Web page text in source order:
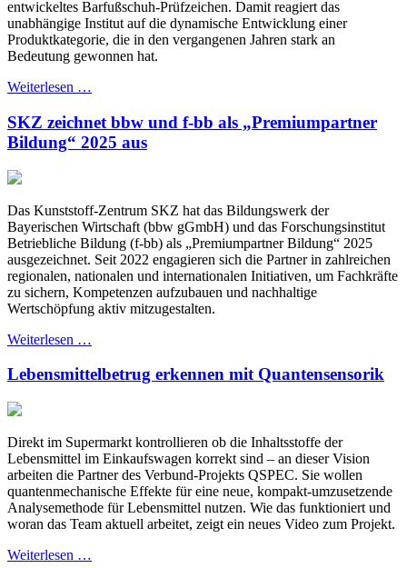
entwickeltes Barfußschuh-Prüfzeichen. Damit reagiert das
unabhängige Institut auf die dynamische Entwicklung einer
Produktkategorie, die in den vergangenen Jahren stark an
Bedeutung gewonnen hat.
Weiterlesen …
SKZ zeichnet bbw und f-bb als „Premiumpartner
Bildung“ 2025 aus
Das Kunststoff-Zentrum SKZ hat das Bildungswerk der
Bayerischen Wirtschaft (bbw gGmbH) und das Forschungsinstitut
Betriebliche Bildung (f-bb) als „Premiumpartner Bildung“ 2025
ausgezeichnet. Seit 2022 engagieren sich die Partner in zahlreichen
regionalen, nationalen und internationalen Initiativen, um Fachkräfte
zu sichern, Kompetenzen aufzubauen und nachhaltige
Wertschöpfung aktiv mitzugestalten.
Weiterlesen …
Lebensmittelbetrug erkennen mit Quantensensorik
Direkt im Supermarkt kontrollieren ob die Inhaltsstoffe der
Lebensmittel im Einkaufswagen korrekt sind – an dieser Vision
arbeiten die Partner des Verbund-Projekts QSPEC. Sie wollen
quantenmechanische Effekte für eine neue, kompakt-umzusetzende
Analysemethode für Lebensmittel nutzen. Wie das funktioniert und
woran das Team aktuell arbeitet, zeigt ein neues Video zum Projekt.
Weiterlesen …